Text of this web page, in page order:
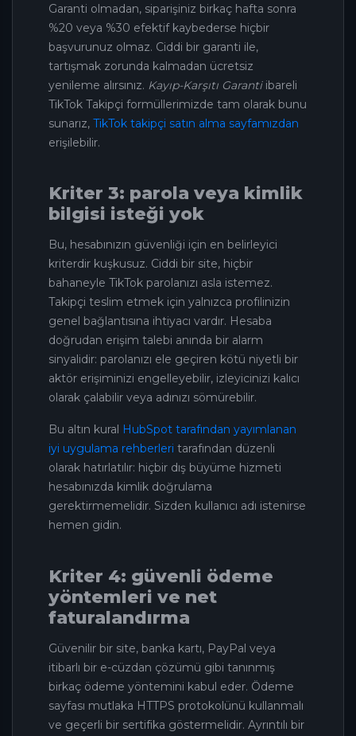
Garanti olmadan, siparişiniz birkaç hafta sonra
%20 veya %30 efektif kaybederse hiçbir
başvurunuz olmaz. Ciddi bir garanti ile,
tartışmak zorunda kalmadan ücretsiz
yenileme alırsınız. Kayıp-Karşıtı Garantiibareli
TikTok Takipçi formüllerimizde tam olarak bunu
sunarız, TikTok takipçi satın alma sayfamızdan
erişilebilir.
Kriter 3: parola veya kimlik
bilgisi isteği yok
Bu, hesabınızın güvenliği için en belirleyici
kriterdir kuşkusuz. Ciddi bir site, hiçbir
bahaneyle TikTok parolanızı asla istemez.
Takipçi teslim etmek için yalnızca profilinizin
genel bağlantısına ihtiyacı vardır. Hesaba
doğrudan erişim talebi anında bir alarm
sinyalidir: parolanızı ele geçiren kötü niyetli bir
aktör erişiminizi engelleyebilir, izleyicinizi kalıcı
olarak çalabilir veya adınızı sömürebilir.
Bu altın kural
HubSpot tarafından yayımlanan
iyi uygulama rehberleri tarafından düzenli
olarak hatırlatılır: hiçbir dış büyüme hizmeti
hesabınızda kimlik doğrulama
gerektirmemelidir. Sizden kullanıcı adı istenirse
hemen gidin.
Kriter 4: güvenli ödeme
yöntemleri ve net
faturalandırma
Güvenilir bir site, banka kartı, PayPal veya
itibarlı bir e-cüzdan çözümü gibi tanınmış
birkaç ödeme yöntemini kabul eder. Ödeme
sayfası mutlaka HTTPS protokolünü kullanmalı
ve geçerli bir sertifika göstermelidir. Ayrıntılı bir